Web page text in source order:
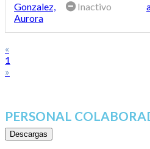
Gonzalez,
Aurora
Inactivo
«
1
»
PERSONAL
Descargas